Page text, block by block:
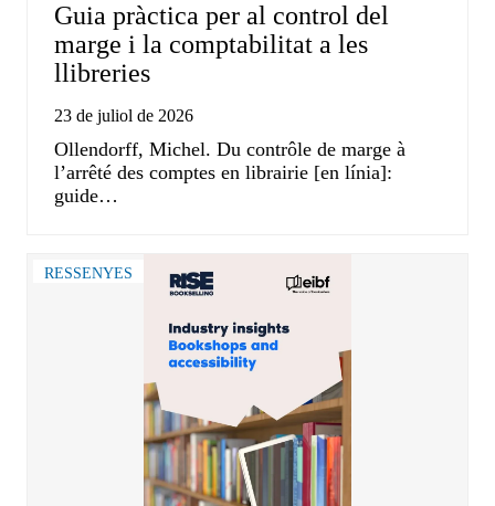
Guia pràctica per al control del
marge i la comptabilitat a les
llibreries
23 de juliol de 2026
Ollendorff, Michel. Du contrôle de marge à
l’arrêté des comptes en librairie [en línia]:
guide…
RESSENYES